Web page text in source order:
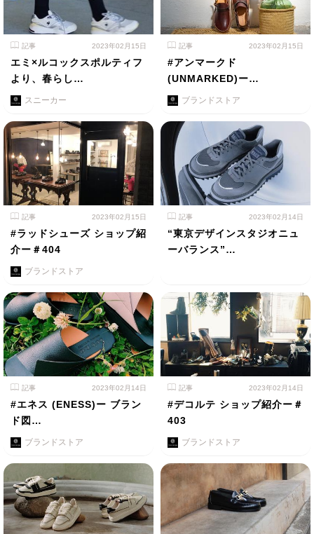
記事 2023年02月15日
エミ×ルコックスポルティフ
より、春らし…
スニーカー
記事 2023年02月15日
#アンマークド
(UNMARKED)ー…
ブランドストア
記事 2023年02月15日
#ラッドシューズ ショップ紹
介ー＃404
ブランドストア
記事 2023年02月14日
“東京デザインスタジオニュ
ーバランス”…
記事 2023年02月14日
#エネス (ENESS)ー ブラン
ド図…
ブランドストア
記事 2023年02月14日
#デコルテ ショップ紹介ー＃
403
ブランドストア